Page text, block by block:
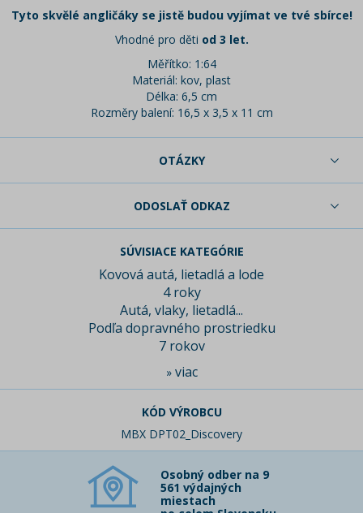
Tyto skvělé angličáky se jistě budou vyjímat ve tvé sbírce!
Vhodné pro děti od 3 let.
Měřítko: 1:64
Materiál: kov, plast
Délka: 6,5 cm
Rozměry balení: 16,5 x 3,5 x 11 cm
OTÁZKY
ODOSLAŤ ODKAZ
SÚVISIACE KATEGÓRIE
Kovová autá, lietadlá a lode
4 roky
Autá, vlaky, lietadlá...
Podľa dopravného prostriedku
7 rokov
» viac
KÓD VÝROBCU
MBX DPT02_Discovery
Osobný odber na 9
561 výdajných
miestach